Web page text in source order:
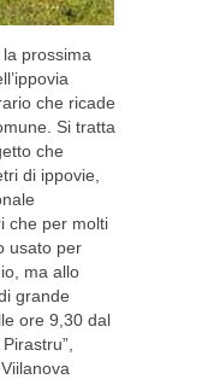
prossima
che ricade
Si tratta
che
di ippovie,
che per molti
usato per
ma allo
grande
ore 9,30 dal